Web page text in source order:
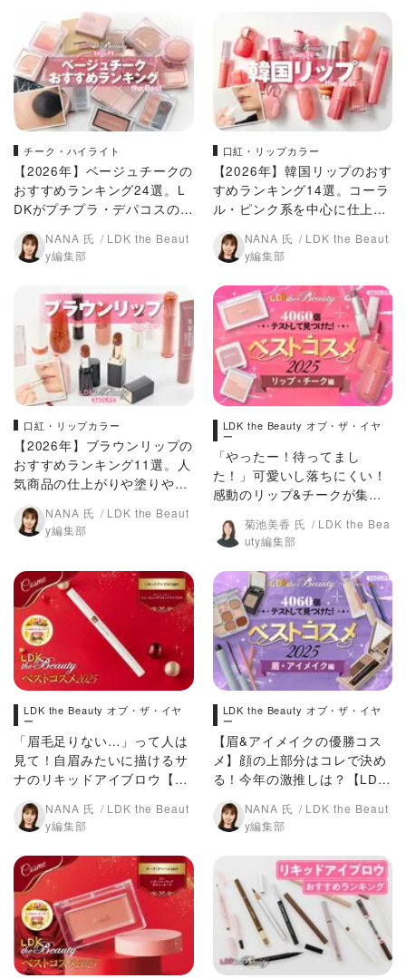
チーク・ハイライト
【2026年】ベージュチークの
おすすめランキング24選。L
DKがプチプラ・デパコスの人
気商品を徹底比較
NANA 氏
LDK the Beaut
y編集部
口紅・リップカラー
【2026年】韓国リップのおす
すめランキング14選。コーラ
ル・ピンク系を中心に仕上が
りや使用感を徹底比較
NANA 氏
LDK the Beaut
y編集部
口紅・リップカラー
【2026年】ブラウンリップの
おすすめランキング11選。人
気商品の仕上がりや塗りやす
さを徹底比較
NANA 氏
LDK the Beaut
y編集部
LDK the Beauty オブ・ザ・イヤ
ー
「やったー！待ってまし
た！」可愛いし落ちにくい！
感動のリップ&チークが集結
菊池美香 氏
LDK the Bea
uty編集部
LDK the Beauty オブ・ザ・イヤ
ー
「眉毛足りない…」って人は
見て！自眉みたいに描けるサ
ナのリキッドアイブロウ【LD
Kベスコス2025】
NANA 氏
LDK the Beaut
y編集部
LDK the Beauty オブ・ザ・イヤ
ー
【眉&アイメイクの優勝コス
メ】顔の上部分はコレで決め
る！今年の激推しは？【LDK
ベスコス2025】
NANA 氏
LDK the Beaut
y編集部